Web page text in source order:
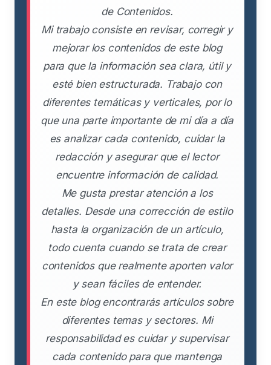
de Contenidos.
Mi trabajo consiste en revisar, corregir y
mejorar los contenidos de este blog
para que la información sea clara, útil y
esté bien estructurada. Trabajo con
diferentes temáticas y verticales, por lo
que una parte importante de mi día a día
es analizar cada contenido, cuidar la
redacción y asegurar que el lector
encuentre información de calidad.
Me gusta prestar atención a los
detalles. Desde una corrección de estilo
hasta la organización de un artículo,
todo cuenta cuando se trata de crear
contenidos que realmente aporten valor
y sean fáciles de entender.
En este blog encontrarás artículos sobre
diferentes temas y sectores. Mi
responsabilidad es cuidar y supervisar
cada contenido para que mantenga